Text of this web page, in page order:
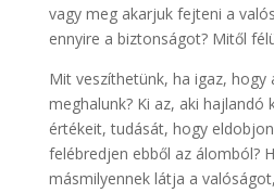
vagy meg akarjuk fejteni a
ennyire a biztonságot? Mitől
Mit veszíthetünk, ha igaz, hogy
meghalunk? Ki az, aki hajlandó
értékeit, tudását, hogy
felébredjen ebből az álomból?
másmilyennek látja a